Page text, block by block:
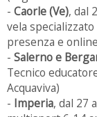
- Caorle (Ve), dal
vela
presenza e
- Salerno e
Tecnico
Acquaviva)
- Imperia, dal 27